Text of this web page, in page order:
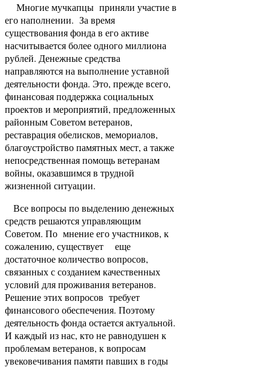
Многие мучкапцы приняли участие в
его наполнении. За время
существования фонда в его активе
насчитывается более одного миллиона
рублей. Денежные средства
направляются на выполнение уставной
деятельности фонда. Это, прежде всего,
финансовая поддержка социальных
проектов и мероприятий, предложенных
районным Советом ветеранов,
реставрация обелисков, мемориалов,
благоустройство памятных мест, а также
непосредственная помощь ветеранам
войны, оказавшимся в трудной
жизненной ситуации.
Все вопросы по выделению денежных
средств решаются управляющим
Советом. По мнение его участников, к
сожалению, существует еще
достаточное количество вопросов,
связанных с созданием качественных
условий для проживания ветеранов.
Решение этих вопросов требует
финансового обеспечения. Поэтому
деятельность фонда остается актуальной.
И каждый из нас, кто не равнодушен к
проблемам ветеранов, к вопросам
увековечивания памяти павших в годы